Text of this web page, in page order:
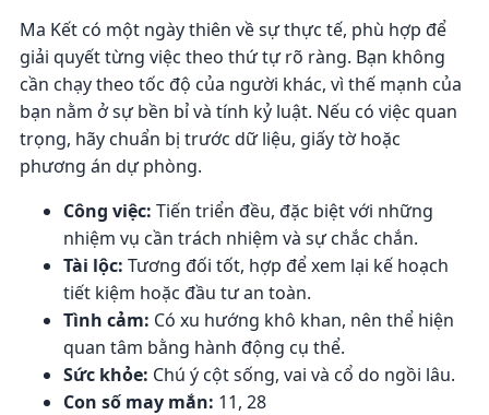
Ma Kết có một ngày thiên về sự thực tế, phù hợp để
giải quyết từng việc theo thứ tự rõ ràng. Bạn không
cần chạy theo tốc độ của người khác, vì thế mạnh của
bạn nằm ở sự bền bỉ và tính kỷ luật. Nếu có việc quan
trọng, hãy chuẩn bị trước dữ liệu, giấy tờ hoặc
phương án dự phòng.
Công việc: Tiến triển đều, đặc biệt với những
nhiệm vụ cần trách nhiệm và sự chắc chắn.
Tài lộc: Tương đối tốt, hợp để xem lại kế hoạch
tiết kiệm hoặc đầu tư an toàn.
Tình cảm: Có xu hướng khô khan, nên thể hiện
quan tâm bằng hành động cụ thể.
Sức khỏe: Chú ý cột sống, vai và cổ do ngồi lâu.
Con số may mắn: 11, 28